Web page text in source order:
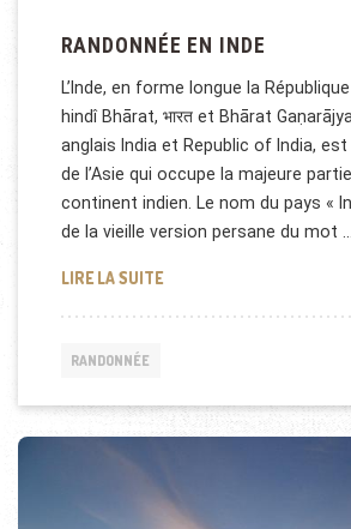
RANDONNÉE EN INDE
L’Inde, en forme longue la République
hindî Bhārat, भारत et Bhārat
anglais India et Republic of India,
de l’Asie qui occupe la majeure
continent indien. Le nom du pays «
de la vieille version persane du mot …
LIRE LA SUITERANDONNÉE EN INDE
RANDONNÉE